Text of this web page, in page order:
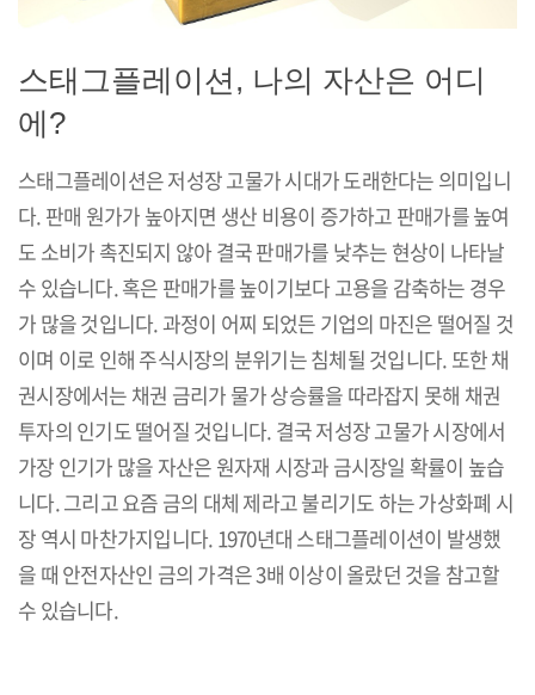
스태그플레이션, 나의 자산은 어디
에?
스태그플레이션은 저성장 고물가 시대가 도래한다는 의미입니
다. 판매 원가가 높아지면 생산 비용이 증가하고 판매가를 높여
도 소비가 촉진되지 않아 결국 판매가를 낮추는 현상이 나타날
수 있습니다. 혹은 판매가를 높이기보다 고용을 감축하는 경우
가 많을 것입니다. 과정이 어찌 되었든 기업의 마진은 떨어질 것
이며 이로 인해 주식시장의 분위기는 침체될 것입니다. 또한 채
권시장에서는 채권 금리가 물가 상승률을 따라잡지 못해 채권
투자의 인기도 떨어질 것입니다. 결국 저성장 고물가 시장에서
가장 인기가 많을 자산은 원자재 시장과 금시장일 확률이 높습
니다. 그리고 요즘 금의 대체 제라고 불리기도 하는 가상화폐 시
장 역시 마찬가지입니다. 1970년대 스태그플레이션이 발생했
을 때 안전자산인 금의 가격은 3배 이상이 올랐던 것을 참고할
수 있습니다.